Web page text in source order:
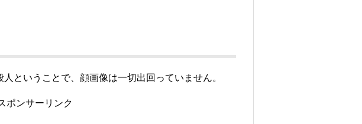
ということで、顔画像は一切出回っていません。
ポンサーリンク